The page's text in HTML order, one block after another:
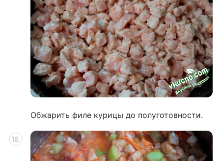
Обжарить филе курицы до полуготовности.